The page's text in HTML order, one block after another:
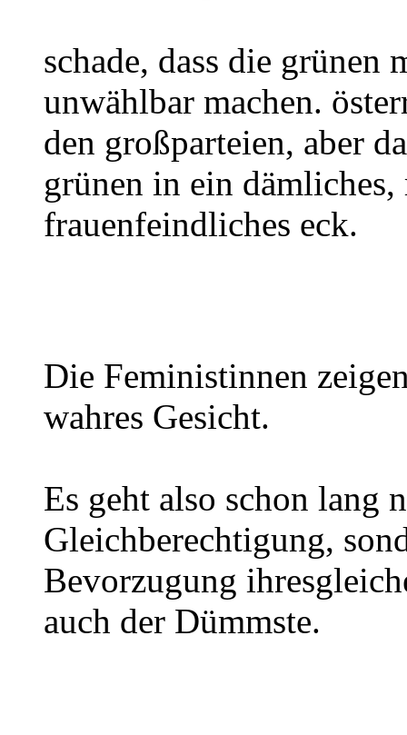
schade, dass die
unwählbar machen.
den großparteien, aber
grünen in ein dämliches,
frauenfeindliches eck.
Die Feministinnen
wahres Gesicht.
Es geht also schon lang
Gleichberechtigung,
Bevorzugung
auch der Dümmste.